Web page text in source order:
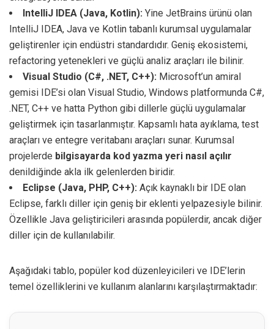
IntelliJ IDEA (Java, Kotlin): Yine JetBrains ürünü olan
IntelliJ IDEA, Java ve Kotlin tabanlı kurumsal uygulamalar
geliştirenler için endüstri standardıdır. Geniş ekosistemi,
refactoring yetenekleri ve güçlü analiz araçları ile bilinir.
Visual Studio (C#, .NET, C++): Microsoft’un amiral
gemisi IDE’si olan Visual Studio, Windows platformunda C#,
.NET, C++ ve hatta Python gibi dillerle güçlü uygulamalar
geliştirmek için tasarlanmıştır. Kapsamlı hata ayıklama, test
araçları ve entegre veritabanı araçları sunar. Kurumsal
projelerde bilgisayarda kod yazma yeri nasıl açılır
denildiğinde akla ilk gelenlerden biridir.
Eclipse (Java, PHP, C++): Açık kaynaklı bir IDE olan
Eclipse, farklı diller için geniş bir eklenti yelpazesiyle bilinir.
Özellikle Java geliştiricileri arasında popülerdir, ancak diğer
diller için de kullanılabilir.
Aşağıdaki tablo, popüler kod düzenleyicileri ve IDE’lerin
temel özelliklerini ve kullanım alanlarını karşılaştırmaktadır: